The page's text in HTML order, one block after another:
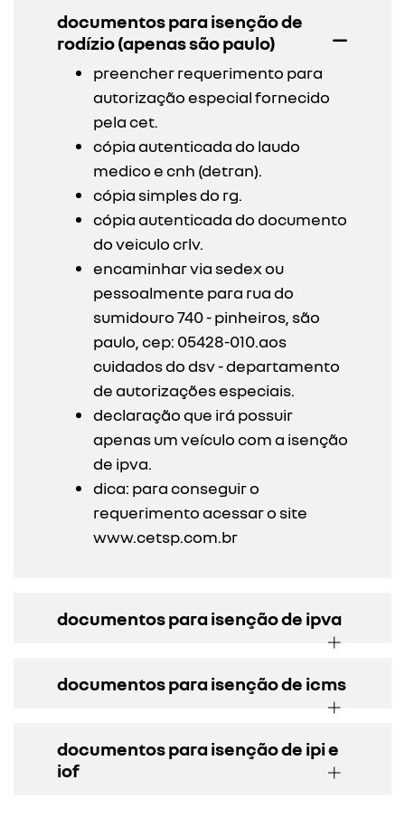
documentos para isenção de
rodízio (apenas são paulo)
preencher requerimento para
autorização especial fornecido
pela cet.
cópia autenticada do laudo
medico e cnh (detran).
cópia simples do rg.
cópia autenticada do documento
do veiculo crlv.
encaminhar via sedex ou
pessoalmente para rua do
sumidouro 740 - pinheiros, são
paulo, cep: 05428-010.aos
cuidados do dsv - departamento
de autorizações especiais.
declaração que irá possuir
apenas um veículo com a isenção
de ipva.
dica: para conseguir o
requerimento acessar o site
www.cetsp.com.br
documentos para isenção de ipva
documentos para isenção de icms
documentos para isenção de ipi e
iof